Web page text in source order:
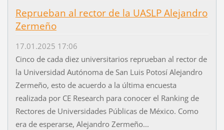
Reprueban al rector de la UASLP Alejandro
Zermeño
17.01.2025 17:06
Cinco de cada diez universitarios reprueban al rector de
la Universidad Autónoma de San Luis Potosí Alejandro
Zermeño, esto de acuerdo a la última encuesta
realizada por CE Research para conocer el Ranking de
Rectores de Universidades Públicas de México. Como
era de esperarse, Alejandro Zermeño...